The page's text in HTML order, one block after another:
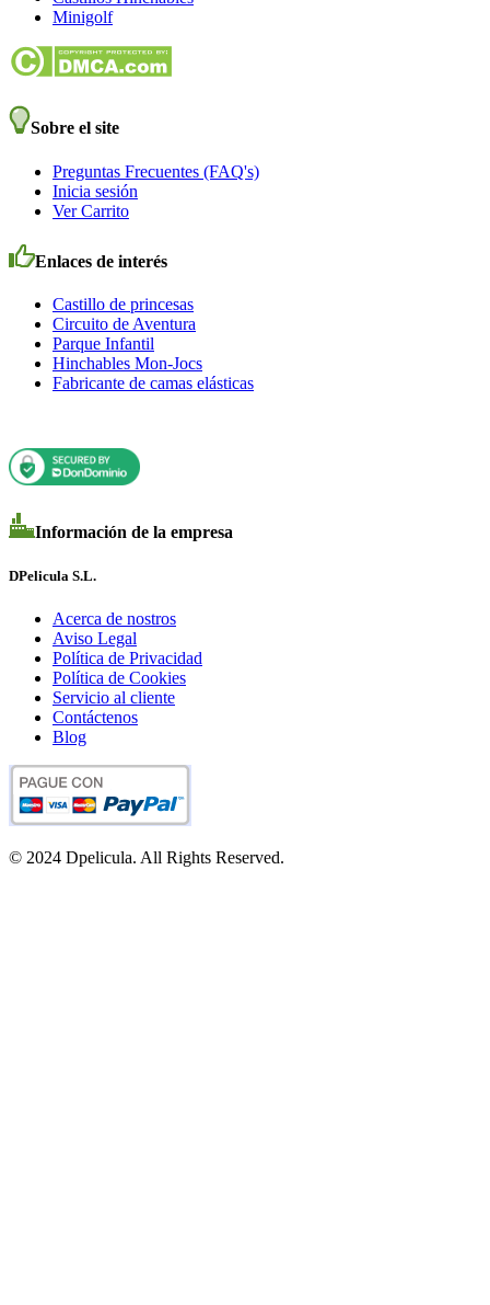
Minigolf
Sobre el site
Preguntas Frecuentes (FAQ's)
Inicia sesión
Ver Carrito
Enlaces de interés
Castillo de princesas
Circuito de Aventura
Parque Infantil
Hinchables Mon-Jocs
Fabricante de camas elásticas
Información de la empresa
DPelicula S.L.
Acerca de nostros
Aviso Legal
Política de Privacidad
Política de Cookies
Servicio al cliente
Contáctenos
Blog
© 2024 Dpelicula. All Rights Reserved.